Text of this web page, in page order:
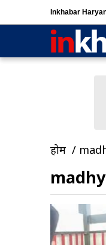
Inkhabar
होम